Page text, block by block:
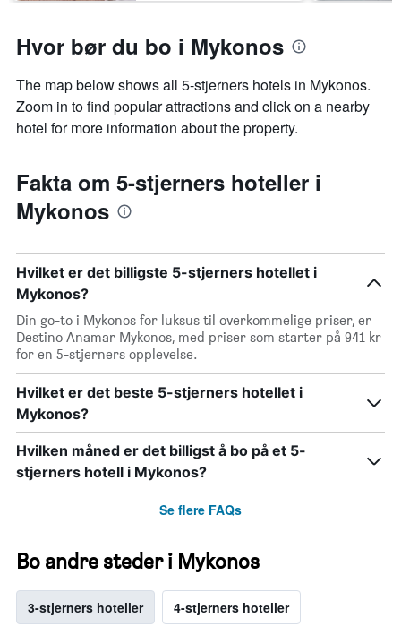
Hvor bør du bo i Mykonos
The map below shows all 5-stjerners hotels in Mykonos.
Zoom in to find popular attractions and click on a nearby
hotel for more information about the property.
Fakta om 5-stjerners hoteller i
Mykonos
Hvilket er det billigste 5-stjerners hotellet i
Mykonos?
Din go-to i Mykonos for luksus til overkommelige priser, er
Destino Anamar Mykonos, med priser som starter på 941 kr
for en 5-stjerners opplevelse.
Hvilket er det beste 5-stjerners hotellet i
Mykonos?
Hvilken måned er det billigst å bo på et 5-
stjerners hotell i Mykonos?
Se flere FAQs
Bo andre steder i Mykonos
3-stjerners hoteller 4-stjerners hoteller